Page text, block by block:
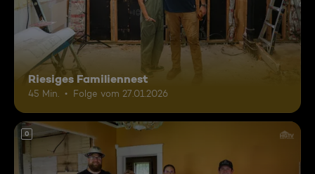
Riesiges Familiennest
45 Min. Folge vom 27.01.2026
0